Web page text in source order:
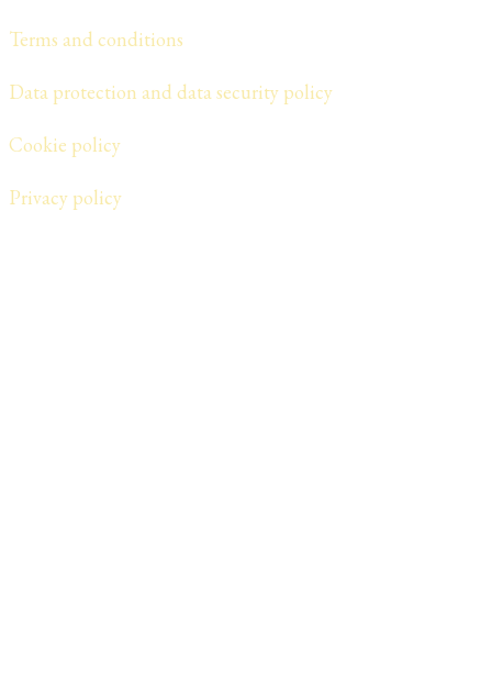
Terms and conditions
Data protection and data security policy
Cookie policy
​Privacy policy